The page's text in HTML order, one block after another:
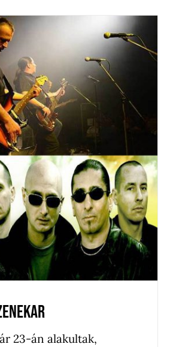
zenekar
Kedvenceink Újdonságok
23-án alakultak,